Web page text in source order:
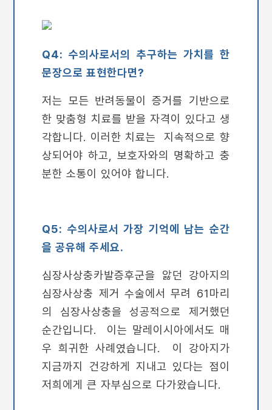
Q4: 수의사로서의 추구하는 가치를 한
문장으로 표현한다면?
저는 모든 반려동물이 증거를 기반으로
한 맞춤형 치료를 받을 자격이 있다고 생
각합니다. 이러한 치료는 지속적으로 향
상되어야 하고, 보호자와의 명확하고 충
분한 소통이 있어야 합니다.
Q5: 수의사로서 가장 기억에 남는 순간
을 공유해 주세요.
심장사상충카발증후군을 앓던 강아지의
심장사상충 제거 수술에서 무려 61마리
의 심장사상충을 성공적으로 제거했던
순간입니다. 이는 말레이시아에서도 매
우 희귀한 사례였습니다. 이 강아지가
지금까지 건강하게 지내고 있다는 점이
저희에게 큰 자부심으로 다가왔습니다.